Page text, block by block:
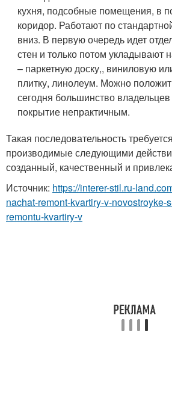
кухня, подсобные помещения, в
коридор. Работают по
вниз. В первую очередь идет
стен и только потом укладывают
– паркетную доску,, виниловую
плитку, линолеум. Можно
сегодня большинство
покрытие непрактичным.
Такая последовательность
производимые следующими
созданный, качественный и
Источник: https://interer-stil.ru-
nachat-remont-kvartiry-v-novostroyke-
remontu-kvartiry-v